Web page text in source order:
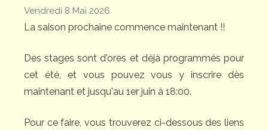
Vendredi 8 Mai 2026
La saison prochaine commence maintenant !!
Des stages sont d'ores et déjà programmés pour
cet été, et vous pouvez vous y inscrire dès
maintenant et jusqu'au 1er juin à 18:00.
Pour ce faire, vous trouverez ci-dessous des liens